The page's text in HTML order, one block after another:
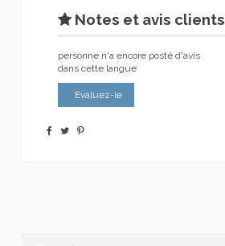
Notes et avis clients
personne n'a encore posté d'avis
dans cette langue
Evaluez-le